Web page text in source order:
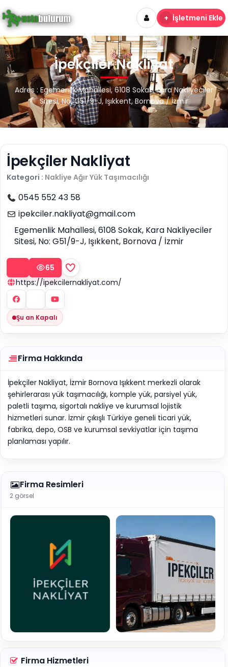
+ İşletmeni Ekle
İpekçiler Nakliyat
Adres : Egemenlik Mahallesi, 6108 Sokak, Kara Nakliyeciler
Sitesi, No: G51/9-J, Işıkkent, Bornova / İzmir
İpekçiler Nakliyat
Kategori : Nakliye Ağır Yük Taşımacılığı
0545 552 43 58
ipekciler.nakliyat@gmail.com
Egemenlik Mahallesi, 6108 Sokak, Kara Nakliyeciler
Sitesi, No: G51/9-J, Işıkkent, Bornova / İzmir
65
https://ipekcilernakliyat.com/
Şu an Kapalı
Firma Hakkında
İpekçiler Nakliyat, İzmir Bornova Işıkkent merkezli olarak
şehirlerarası yük taşımacılığı, komple yük, parsiyel yük,
paletli taşıma, sigortalı nakliye ve kurumsal lojistik
hizmetleri sunar. İzmir çıkışlı Türkiye geneli ticari yük,
fabrika, depo, OSB ve kurumsal sevkiyatlar için taşıma
planlaması yapılır.
Firma Resimleri
2 görsel
Firma Hizmetleri